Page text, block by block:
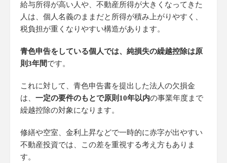
給与所得が高い人や、不動産所得が大きくなってきた
人は、個人名義のままだと所得が積み上がりやすく、
税負担が重くなりやすい構造があります。
青色申告をしている個人では、純損失の繰越控除は原
則3年間です。
これに対して、青色申告書を提出した法人の欠損金
は、 一定の要件のもとで原則10年以内の事業年度まで
繰越控除の対象になります。
修繕や空室、金利上昇などで一時的に赤字が出やすい
不動産投資では、この差を重視する考え方もありま
す。